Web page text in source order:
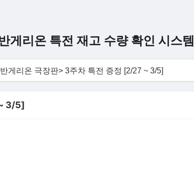
게리온 특전 재고 수량 확인 시스템
3/5]